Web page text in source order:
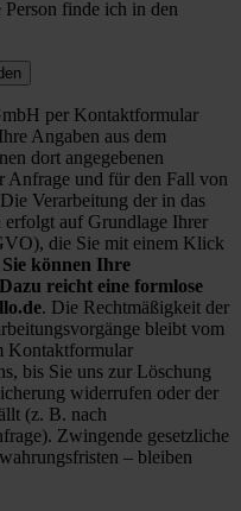
finde ich in den
per Kontaktformular
Angaben aus dem
dort angegebenen
Anfrage und für den Fall von
Verarbeitung der in das
erfolgt auf Grundlage Ihrer
die Sie mit einem Klick
Sie können Ihre
reicht eine formlose
. Die Rechtmäßigkeit der
bleibt vom
Kontaktformular
bis Sie uns zur Löschung
widerrufen oder der
(z. B. nach
Zwingende gesetzliche
– bleiben